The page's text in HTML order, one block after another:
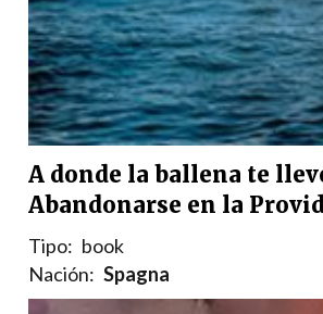
A donde la ballena te
Abandonarse en la
Tipo: book
Nación: Spagna